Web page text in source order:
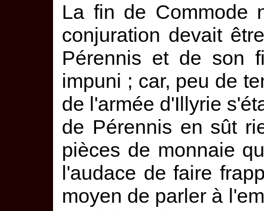
La fin de Commode
conjuration devait
Pérennis et de son
impuni ; car, peu de
de l'armée d'Illyrie
de Pérennis en sût
pièces de monnaie
l'audace de faire
moyen de parler à